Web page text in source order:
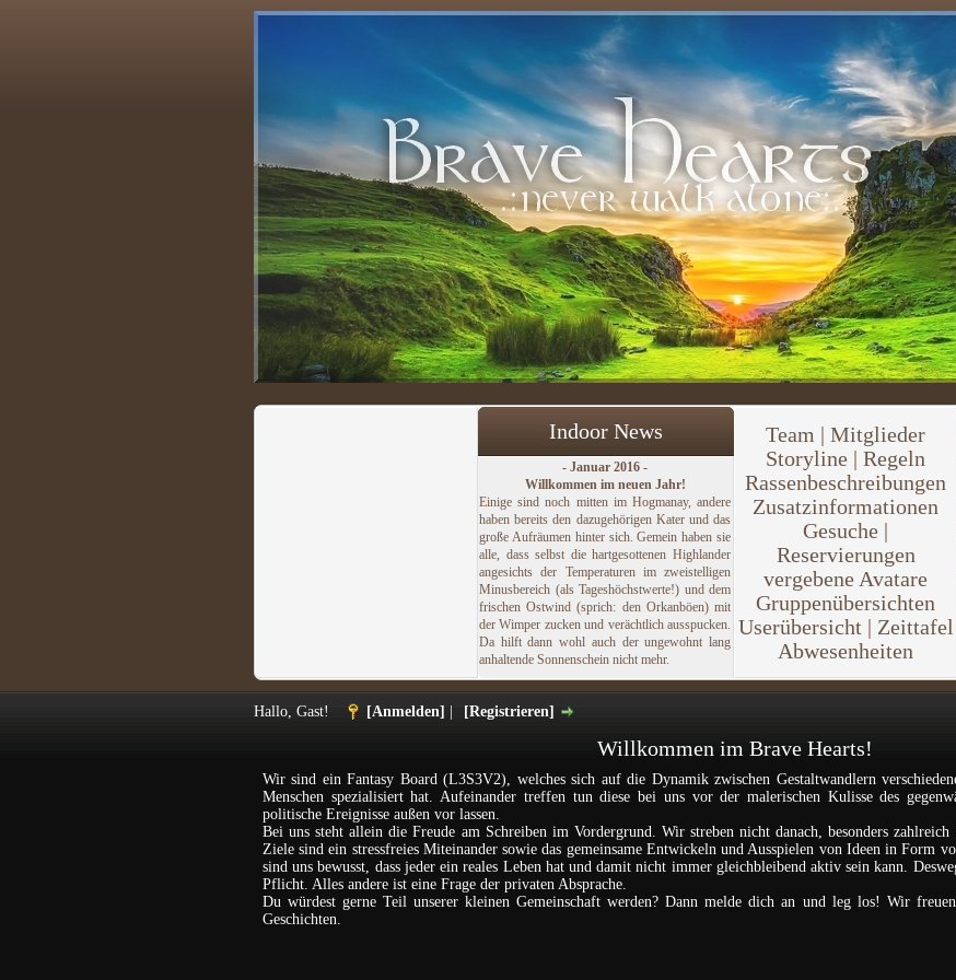
Indoor News Team | Mitglieder
Storyline | Regeln
Rassenbeschreibungen
Zusatzinformationen
Gesuche |
Reservierungen
vergebene Avatare
Gruppenübersichten
Userübersicht | Zeittafel
Abwesenheiten
- Januar 2016 -
Willkommen im neuen Jahr!
Einige sind noch mitten im Hogmanay, andere
haben bereits den dazugehörigen Kater und das
große Aufräumen hinter sich. Gemein haben sie
alle, dass selbst die hartgesottenen Highlander
angesichts der Temperaturen im zweistelligen
Minusbereich (als Tageshöchstwerte!) und dem
frischen Ostwind (sprich: den Orkanböen) mit
der Wimper zucken und verächtlich ausspucken.
Da hilft dann wohl auch der ungewohnt lang
anhaltende Sonnenschein nicht mehr.
Hallo, Gast! [Anmelden] [Registrieren]
Willkommen im Brave Hearts!
Wir sind ein Fantasy Board (L3S3V2), welches sich auf die Dynamik zwischen Gestaltwandlern
Menschen spezialisiert hat. Aufeinander treffen tun diese bei uns vor der malerischen Kulisse des
politische Ereignisse außen vor lassen.
Bei uns steht allein die Freude am Schreiben im Vordergrund. Wir streben nicht danach, besonders
Ziele sind ein stressfreies Miteinander sowie das gemeinsame Entwickeln und Ausspielen von Ideen in Form
sind uns bewusst, dass jeder ein reales Leben hat und damit nicht immer gleichbleibend aktiv sein kann.
Pflicht. Alles andere ist eine Frage der privaten Absprache.
Du würdest gerne Teil unserer kleinen Gemeinschaft werden? Dann melde dich an und leg los! Wir
Geschichten.